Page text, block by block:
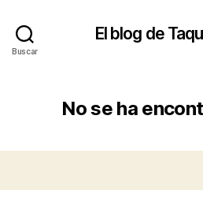
Buscar
El blog de
No se ha